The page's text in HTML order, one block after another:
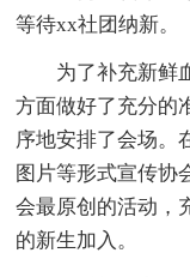
等待xx社团纳新。
为了补充新鲜血
方面做好了充分的
序地安排了会场。
图片等形式宣传协
会最原创的活动，
的新生加入。